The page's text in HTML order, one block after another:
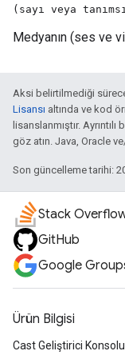
(sayı veya
Medyanın (ses ve
Aksi belirtilmediği
Lisansı altında ve kod
lisanslanmıştır. Ayrıntılı
göz atın. Java, Oracle
Son güncelleme tarihi:
Stack
GitHub
Google
Ürün Bilgisi
Cast Geliştirici Konsolu